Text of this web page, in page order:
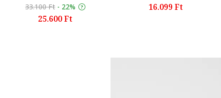
33.100 Ft - 22%
25.600 Ft
16.099 Ft